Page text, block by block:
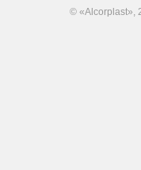
© «Alcorplast»,